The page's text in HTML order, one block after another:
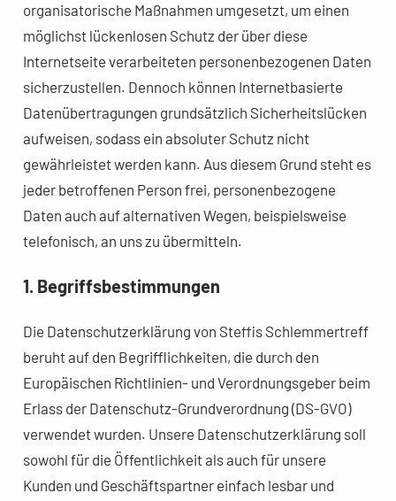
organisatorische Maßnahmen umgesetzt, um einen
möglichst lückenlosen Schutz der über diese
Internetseite verarbeiteten personenbezogenen Daten
sicherzustellen. Dennoch können Internetbasierte
Datenübertragungen grundsätzlich Sicherheitslücken
aufweisen, sodass ein absoluter Schutz nicht
gewährleistet werden kann. Aus diesem Grund steht es
jeder betroffenen Person frei, personenbezogene
Daten auch auf alternativen Wegen, beispielsweise
telefonisch, an uns zu übermitteln.
1. Begriffsbestimmungen
Die Datenschutzerklärung von Steffis Schlemmertreff
beruht auf den Begrifflichkeiten, die durch den
Europäischen Richtlinien- und Verordnungsgeber beim
Erlass der Datenschutz-Grundverordnung (DS-GVO)
verwendet wurden. Unsere Datenschutzerklärung soll
sowohl für die Öffentlichkeit als auch für unsere
Kunden und Geschäftspartner einfach lesbar und